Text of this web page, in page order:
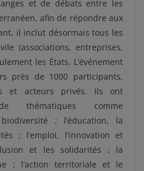
et de débats entre les
afin de répondre aux
il inclut désormais tous les
(associations, entreprises,
les États. L’événement
près de 1000 participants,
et acteurs privés. Ils ont
thématiques comme
; l’éducation, la
; l’emploi, l’innovation et
et les solidarités ; la
; l’action territoriale et le